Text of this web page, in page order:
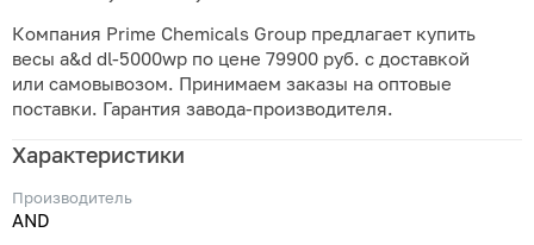
Компания Prime Chemicals Group предлагает купить
весы a&d dl-5000wp по цене 79900 руб. с доставкой
или самовывозом. Принимаем заказы на оптовые
поставки. Гарантия завода-производителя.
Характеристики
Производитель
AND